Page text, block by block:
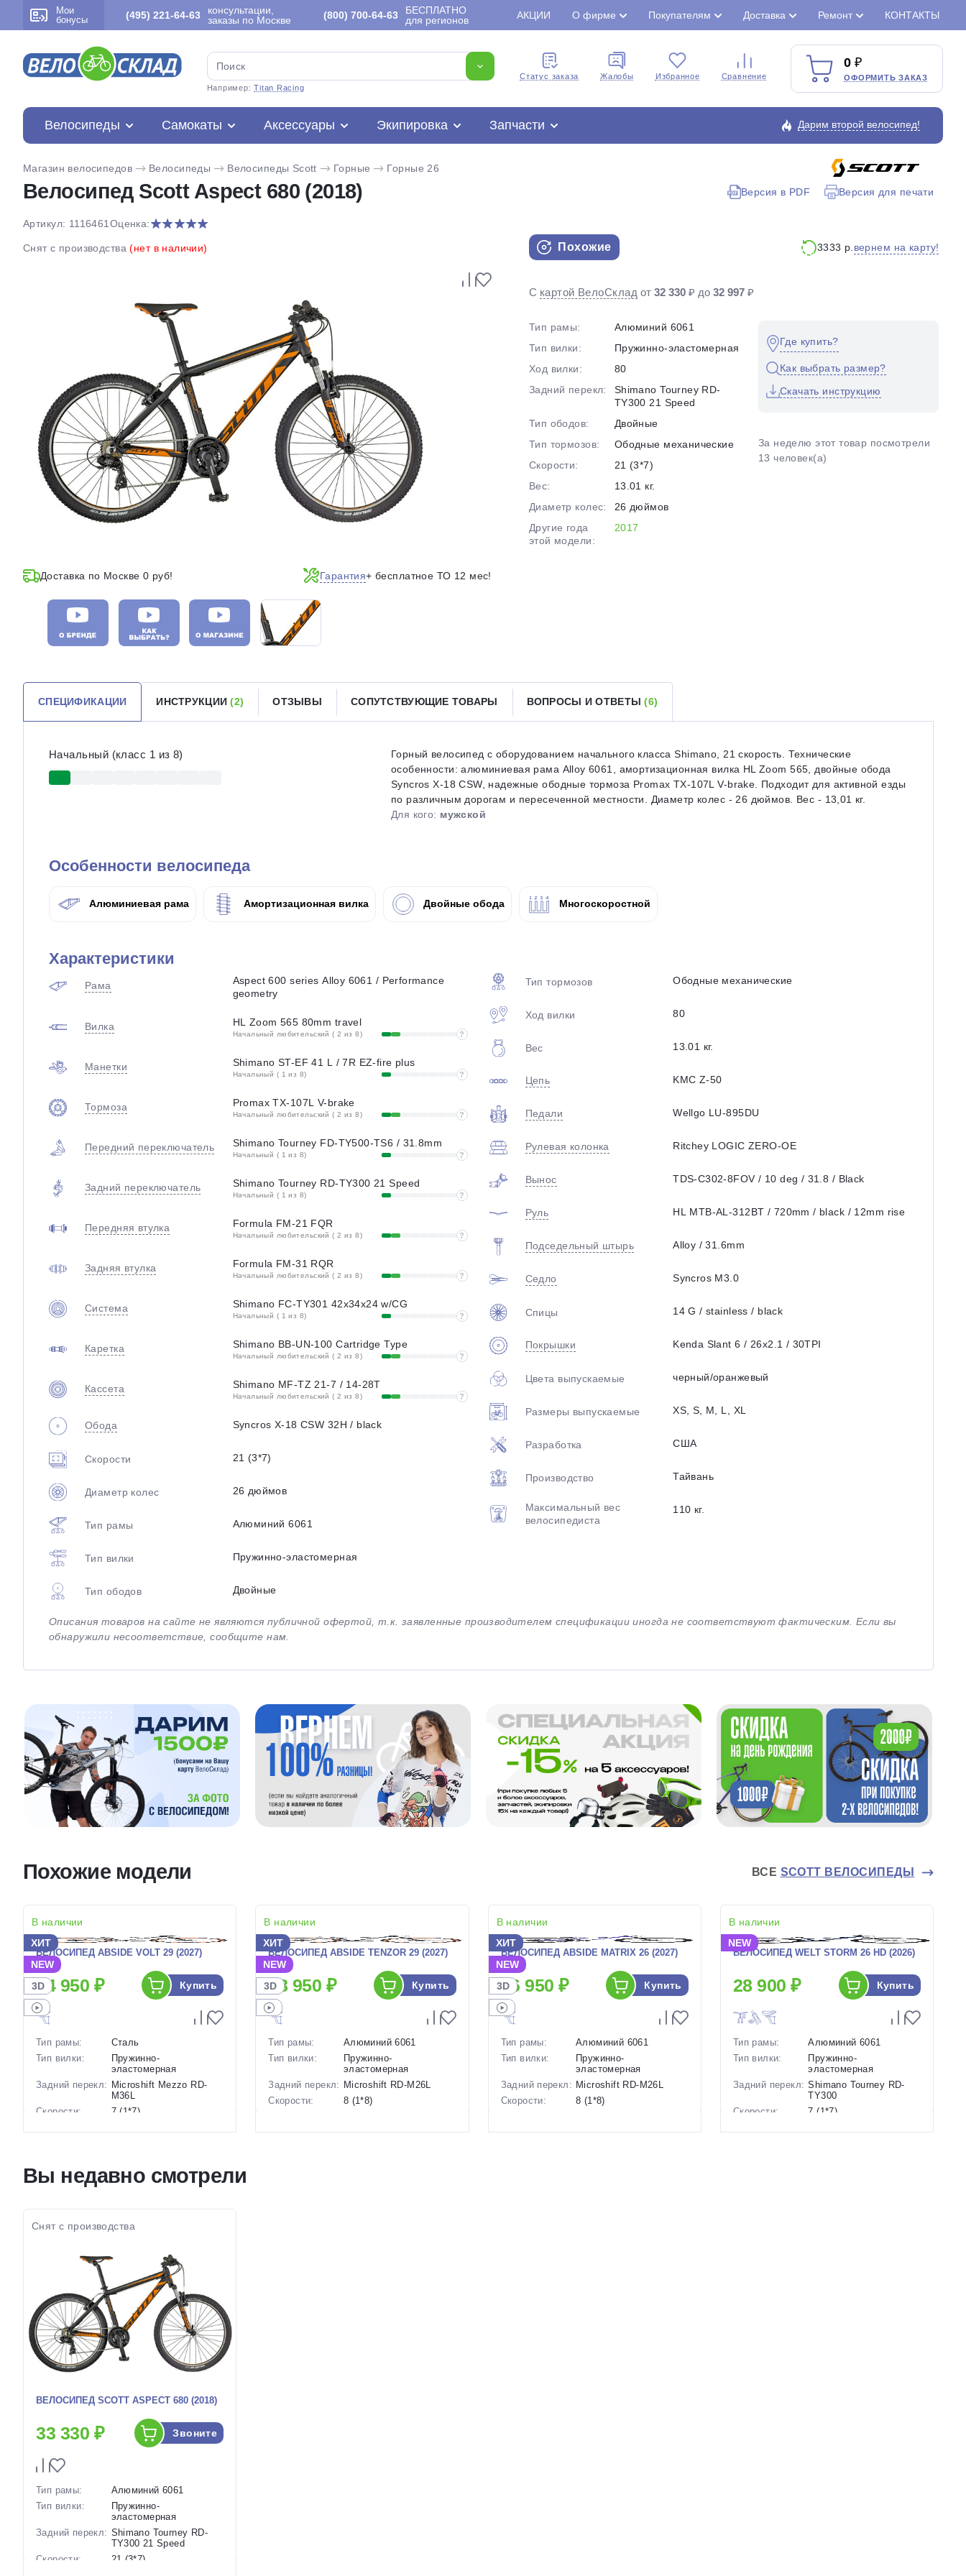
Мои
бонусы
(495) 221-64-63
консультации,
заказы по Москве
(800) 700-64-63
БЕСПЛАТНО
для регионов
АКЦИИ О фирме Покупателям Доставка Ремонт КОНТАКТЫ
Например:Titan Racing
Cтатус заказа Жалобы Избранное Сравнение
0
ОФОРМИТЬ ЗАКАЗ
Велосипеды Самокаты Аксессуары Экипировка Запчасти Дарим второй велосипед!
Магазин велосипедов Велосипеды Велосипеды Scott Горные Горные 26
Велосипед Scott Aspect 680 (2018) Версия в PDF Версия для печати
Артикул: 1116461 Оценка:
Снят с производства(нет в наличии)
Доставка по Москве 0 руб! Гарантия+ бесплатное ТО 12 мес!
Похожие 3333 р. вернем на карту!
С картой ВелоСклад от32 330 ₽ до32 997 ₽
Тип рамы:
Алюминий 6061
Тип вилки:
Пружинно-эластомерная
Ход вилки:
80
Задний перекл:
Shimano Tourney RD-
TY300 21 Speed
Тип ободов:
Двойные
Тип тормозов:
Ободные механические
Скорости:
21 (3*7)
Вес:
13.01 кг.
Диаметр колес:
26 дюймов
Другие года
этой модели:
2017
Где купить?
Как выбрать размер?
Скачать инструкцию
За неделю этот товар посмотрели
13 человек(а)
СПЕЦИФИКАЦИИ ИНСТРУКЦИИ(2) ОТЗЫВЫ СОПУТСТВУЮЩИЕ ТОВАРЫ ВОПРОСЫ И ОТВЕТЫ(6)
Начальный (класс 1 из 8)
Горный велосипед с оборудованием начального класса Shimano, 21 скорость. Технические
особенности: алюминиевая рама Alloy 6061, амортизационная вилка HL Zoom 565, двойные обода
Syncros X-18 CSW, надежные ободные тормоза Promax TX-107L V-brake. Подходит для активной езды
по различным дорогам и пересеченной местности. Диаметр колес - 26 дюймов. Вес - 13,01 кг.
Для кого: мужской
Особенности велосипеда
Алюминиевая рама Амортизационная вилка Двойные обода Многоскоростной
Характеристики
Рама
Aspect 600 series Alloy 6061 / Performance
geometry
Вилка HL Zoom 565 80mm travel
Начальный любительский ( 2 из 8) ?
Манетки Shimano ST-EF 41 L / 7R EZ-fire plus
Начальный ( 1 из 8) ?
Тормоза Promax TX-107L V-brake
Начальный любительский ( 2 из 8) ?
Передний переключатель Shimano Tourney FD-TY500-TS6 / 31.8mm
Начальный ( 1 из 8) ?
Задний переключатель Shimano Tourney RD-TY300 21 Speed
Начальный ( 1 из 8) ?
Передняя втулка Formula FM-21 FQR
Начальный любительский ( 2 из 8) ?
Задняя втулка Formula FM-31 RQR
Начальный любительский ( 2 из 8) ?
Система Shimano FC-TY301 42x34x24 w/CG
Начальный ( 1 из 8) ?
Каретка Shimano BB-UN-100 Cartridge Type
Начальный любительский ( 2 из 8) ?
Кассета Shimano MF-TZ 21-7 / 14-28T
Начальный любительский ( 2 из 8) ?
Обода Syncros X-18 CSW 32H / black
Скорости 21 (3*7)
Диаметр колес 26 дюймов
Тип рамы Алюминий 6061
Тип вилки Пружинно-эластомерная
Тип ободов Двойные
Тип тормозов Ободные механические
Ход вилки 80
Вес 13.01 кг.
Цепь KMC Z-50
Педали Wellgo LU-895DU
Рулевая колонка Ritchey LOGIC ZERO-OE
Вынос TDS-C302-8FOV / 10 deg / 31.8 / Black
Руль HL MTB-AL-312BT / 720mm / black / 12mm rise
Подседельный штырь Alloy / 31.6mm
Седло Syncros M3.0
Спицы 14 G / stainless / black
Покрышки Kenda Slant 6 / 26x2.1 / 30TPI
Цвета выпускаемые черный/оранжевый
Размеры выпускаемые XS, S, M, L, XL
Разработка США
Производство Тайвань
Максимальный вес
велосипедиста
110 кг.
Описания товаров на сайте не являются публичной офертой, т.к. заявленные производителем спецификации иногда не соответствуют фактическим. Если вы
обнаружили несоответствие, сообщите нам.
Похожие модели ВСЕ SCOTT ВЕЛОСИПЕДЫ
В наличии
ХИТ
NEW
3D
ВЕЛОСИПЕД ABSIDE VOLT 29 (2027)
24 950 ₽ Купить
Тип рамы:
Сталь
Тип вилки:
Пружинно-
эластомерная
Задний перекл: Microshift Mezzo RD-
M36L
Скорости:
7 (1*7)
колес:
Цвет-размер в
, 20 Черный, 18 Черный
В наличии
ХИТ
NEW
3D
ВЕЛОСИПЕД ABSIDE TENZOR 29 (2027)
28 950 ₽ Купить
Тип рамы:
Алюминий 6061
Тип вилки:
Пружинно-
эластомерная
Задний перекл: Microshift RD-M26L
Скорости:
8 (1*8)
В наличии
ХИТ
NEW
3D
ВЕЛОСИПЕД ABSIDE MATRIX 26 (2027)
26 950 ₽ Купить
Тип рамы:
Алюминий 6061
Тип вилки:
Пружинно-
эластомерная
Задний перекл: Microshift RD-M26L
Скорости:
8 (1*8)
В наличии
NEW
ВЕЛОСИПЕД WELT STORM 26 HD (2026)
28 900 ₽ Купить
Тип рамы:
Алюминий 6061
Тип вилки:
Пружинно-
эластомерная
Задний перекл: Shimano Tourney RD-
TY300
Скорости:
7 (1*7)
Вы недавно смотрели
Снят с производства
ВЕЛОСИПЕД SCOTT ASPECT 680 (2018)
33 330 ₽ Звоните
Тип рамы:
Алюминий 6061
Тип вилки:
Пружинно-
эластомерная
Задний перекл: Shimano Tourney RD-
TY300 21 Speed
Скорости:
21 (3*7)
Разбейте
на части
без переплат
График платежей
Сегодня
25%
в корзину
Подробнее об оплате Плайтом
plait.ru